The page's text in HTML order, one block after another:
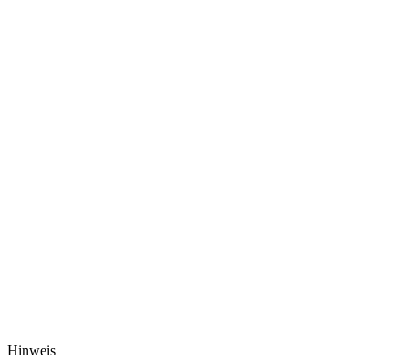
Hinweis